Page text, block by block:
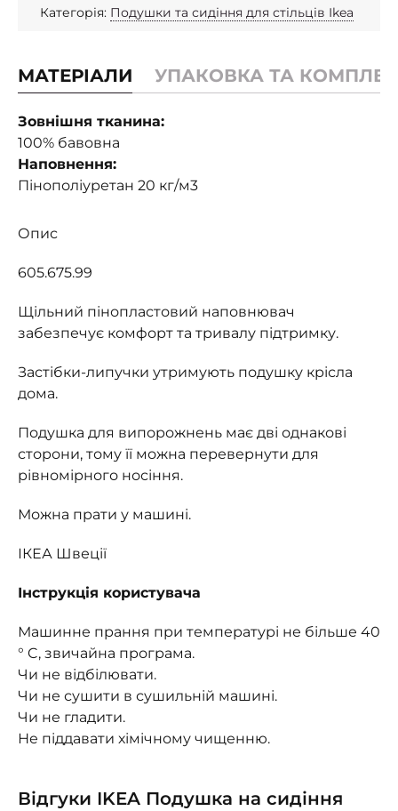
Категорія: Подушки та сидіння для стільців Ikea
МАТЕРІАЛИ УПАКОВКА ТА
Зовнішня тканина:
100% бавовна
Наповнення:
Пінополіуретан 20 кг/м3
Опис
605.675.99
Щільний пінопластовий наповнювач
забезпечує комфорт та тривалу підтримку.
Застібки-липучки утримують подушку крісла
дома.
Подушка для випорожнень має дві однакові
сторони, тому її можна перевернути для
рівномірного носіння.
Можна прати у машині.
ІКЕА Швеції
Інструкція користувача
Машинне прання при температурі не більше 40
° C, звичайна програма.
Чи не відбілювати.
Чи не сушити в сушильній машині.
Чи не гладити.
Не піддавати хімічному чищенню.
Відгуки IKEA Подушка на сидіння